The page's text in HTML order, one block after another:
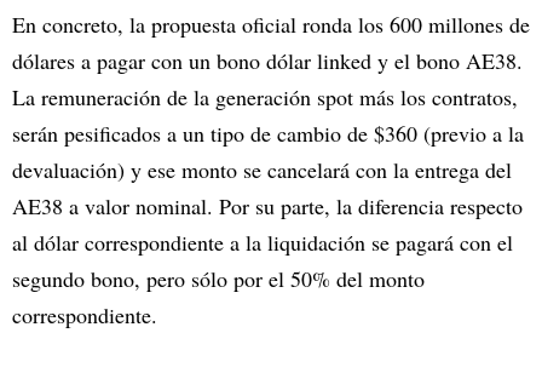
En concreto, la propuesta oficial ronda los 600 millones de
dólares a pagar con un bono dólar linked y el bono AE38.
La remuneración de la generación spot más los contratos,
serán pesificados a un tipo de cambio de $360 (previo a la
devaluación) y ese monto se cancelará con la entrega del
AE38 a valor nominal. Por su parte, la diferencia respecto
al dólar correspondiente a la liquidación se pagará con el
segundo bono, pero sólo por el 50% del monto
correspondiente.